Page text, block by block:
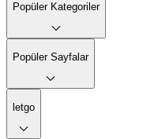
Popüler Kategoriler
Popüler Sayfalar
letgo